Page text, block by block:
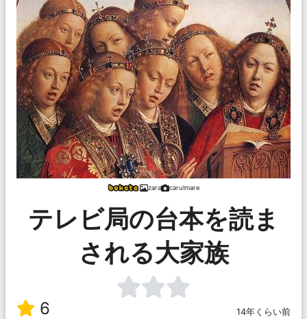
zara carulmare
テレビ局の台本を読ま
される大家族
6 14年くらい前